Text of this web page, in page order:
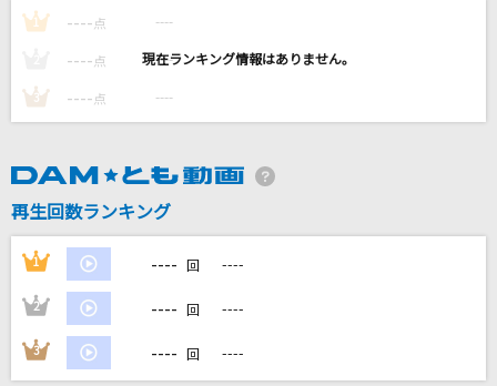
DAMの新曲・ランキングなど
カラオケ最新情報をチェック！
カラオケをもっと楽しもう！
1 ---- 点 ----
---- 点 ----
3 ---- 点 ----
再生回数ランキング
1 ---- 回 ----
2 ---- 回 ----
3 ---- 回 ----